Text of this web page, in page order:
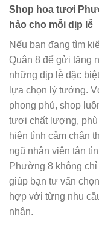
Shop hoa tươi
hảo cho mỗi dịp lễ
Nếu bạn đang tìm
Quận 8 để gửi tặng
những dịp lễ đặc
lựa chọn lý tưởng.
phong phú, shop
tươi chất lượng,
hiện tình cảm chân
ngũ nhân viên tận
Phường 8 không chỉ
giúp bạn tư vấn
hợp với từng nhu
nhận.